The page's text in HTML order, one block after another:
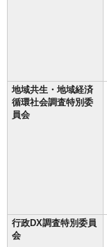
地域共生・地域経済
循環社会調査特別委
員会
行政DX調査特別委員
会